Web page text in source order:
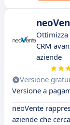
CRM
aziende
Versione
Versione a
neoVente
aziende che